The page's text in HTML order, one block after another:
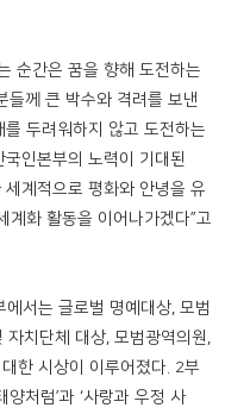
순간은 꿈을 향해 도전하는
들께 큰 박수와 격려를 보낸
를 두려워하지 않고 도전하는
인본부의 노력이 기대된
세계적으로 평화와 안녕을 유
계화 활동을 이어나가겠다”고
서는 글로벌 명예대상, 모범
자치단체 대상, 모범광역의원,
한 시상이 이루어졌다. 2부
처럼’과 ‘사랑과 우정 사